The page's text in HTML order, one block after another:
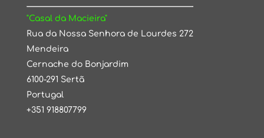
"Casal da Macieira"
Rua da Nossa Senhora de Lourdes 272
Mendeira
Cernache do Bonjardim
6100-291 Sertã
Portugal
+351 918807799